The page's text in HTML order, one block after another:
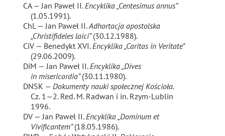
CA — Jan Paweł II.Encyklika „Centesimus annus”
(1.05.1991).
ChL — Jan Paweł II.Adhortacja apostolska
„Christifideles laici”(30.12.1988).
CiV — Benedykt XVI.Encyklika „Caritas in Veritate”
(29.06.2009).
DiM — Jan Paweł II.Encyklika „Dives
in misericordia”(30.11.1980).
DNSK — Dokumenty nauki społecznej Kościoła.
Cz. 1—2. Red. M. Radwan i in. Rzym-Lublin
1996.
DV — Jan Paweł II.Encyklika „Dominum et
Vivificantem”(18.05.1986).